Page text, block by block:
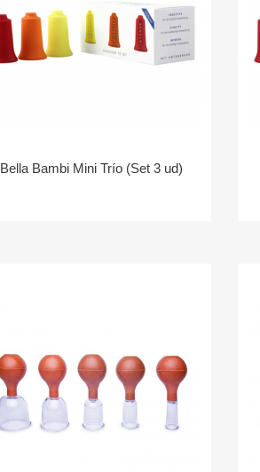
Bella Bambi Mini Trío (Set 3 ud)